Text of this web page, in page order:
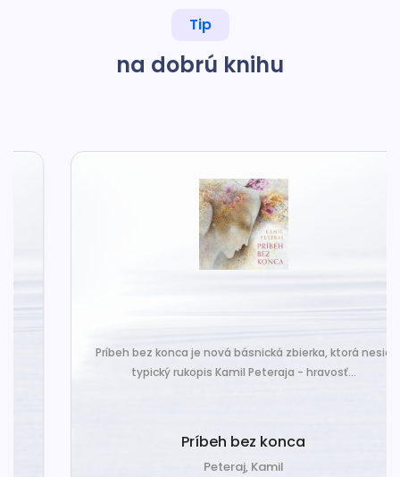
Tip
na dobrú knihu
Príbeh bez konca je nová básnická zbierka, ktorá nesie
typický rukopis Kamil Peteraja - hravosť...
Príbeh bez konca
Peteraj, Kamil